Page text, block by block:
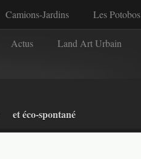
Camions-Jardins Les Potobos
Actus Land Art Urbain
et éco-spontané